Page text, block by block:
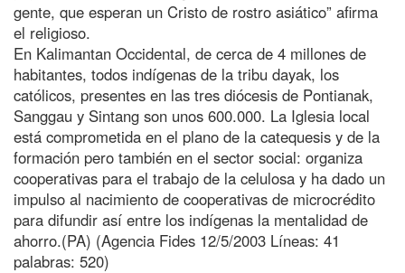
gente, que esperan un Cristo de rostro asiático” afirma
el religioso.
En Kalimantan Occidental, de cerca de 4 millones de
habitantes, todos indígenas de la tribu dayak, los
católicos, presentes en las tres diócesis de Pontianak,
Sanggau y Sintang son unos 600.000. La Iglesia local
está comprometida en el plano de la catequesis y de la
formación pero también en el sector social: organiza
cooperativas para el trabajo de la celulosa y ha dado un
impulso al nacimiento de cooperativas de microcrédito
para difundir así entre los indígenas la mentalidad de
ahorro.(PA) (Agencia Fides 12/5/2003 Líneas: 41
palabras: 520)